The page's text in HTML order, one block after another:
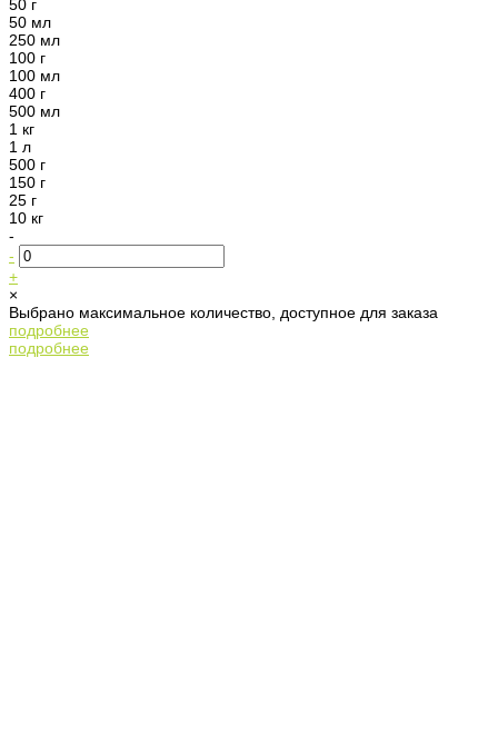
50 г
50 мл
250 мл
100 г
100 мл
400 г
500 мл
1 кг
1 л
500 г
150 г
25 г
10 кг
-
-
+
×
Выбрано максимальное количество, доступное для заказа
подробнее
подробнее